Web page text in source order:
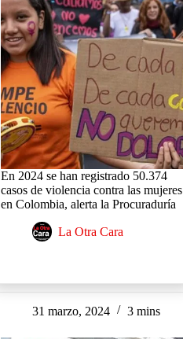
En 2024 se han registrado 50.374
casos de violencia contra las mujeres
en Colombia, alerta la Procuraduría
La Otra Cara
31 marzo, 2024 3 mins